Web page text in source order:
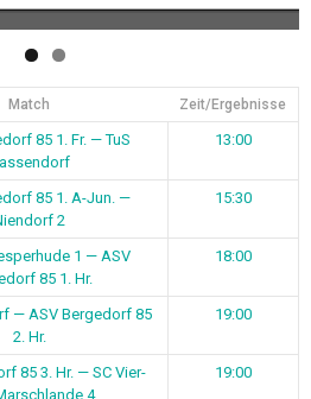
Match Zeit/Ergebnisse
85 1. Fr. — TuS
13:00
85 1. A-Jun. —
2
15:30
1 — ASV
85 1. Hr.
18:00
— ASV Bergedorf 85
2. Hr.
19:00
85 3. Hr. — SC Vier-
4
19:00